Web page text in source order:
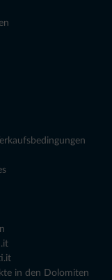
in den Dolomiten